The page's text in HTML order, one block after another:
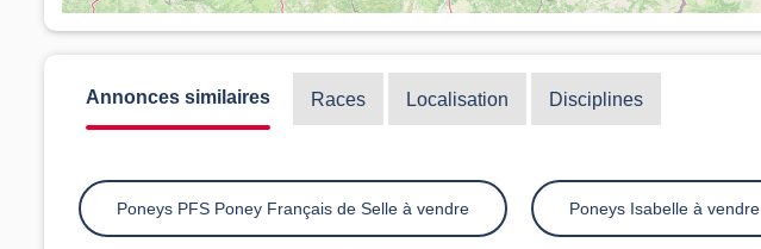
Annonces similaires Races Localisation Disciplines
Poneys PFS Poney Français de Selle à vendre Poneys Isabelle à vendre